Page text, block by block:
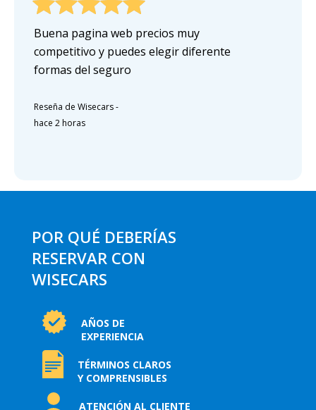
Buena pagina web precios muy
competitivo y puedes elegir diferente
formas del seguro
Reseña de Wisecars-
hace 2 horas
POR QUÉ DEBERÍAS
RESERVAR CON
WISECARS
AÑOS DE
EXPERIENCIA
TÉRMINOS CLAROS
Y COMPRENSIBLES
ATENCIÓN AL CLIENTE